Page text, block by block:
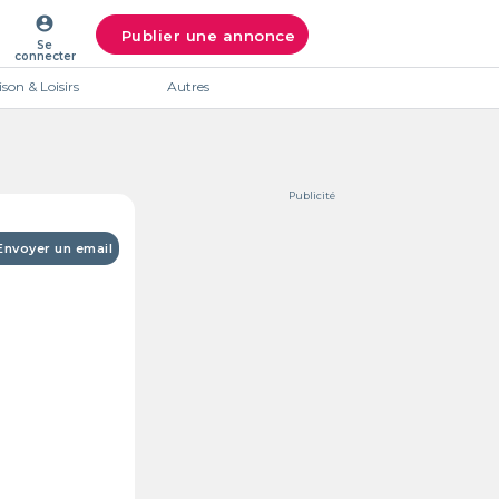
account_circle
Se
connecter
Publier une annonce
& Loisirs Autres
un email
Publicité